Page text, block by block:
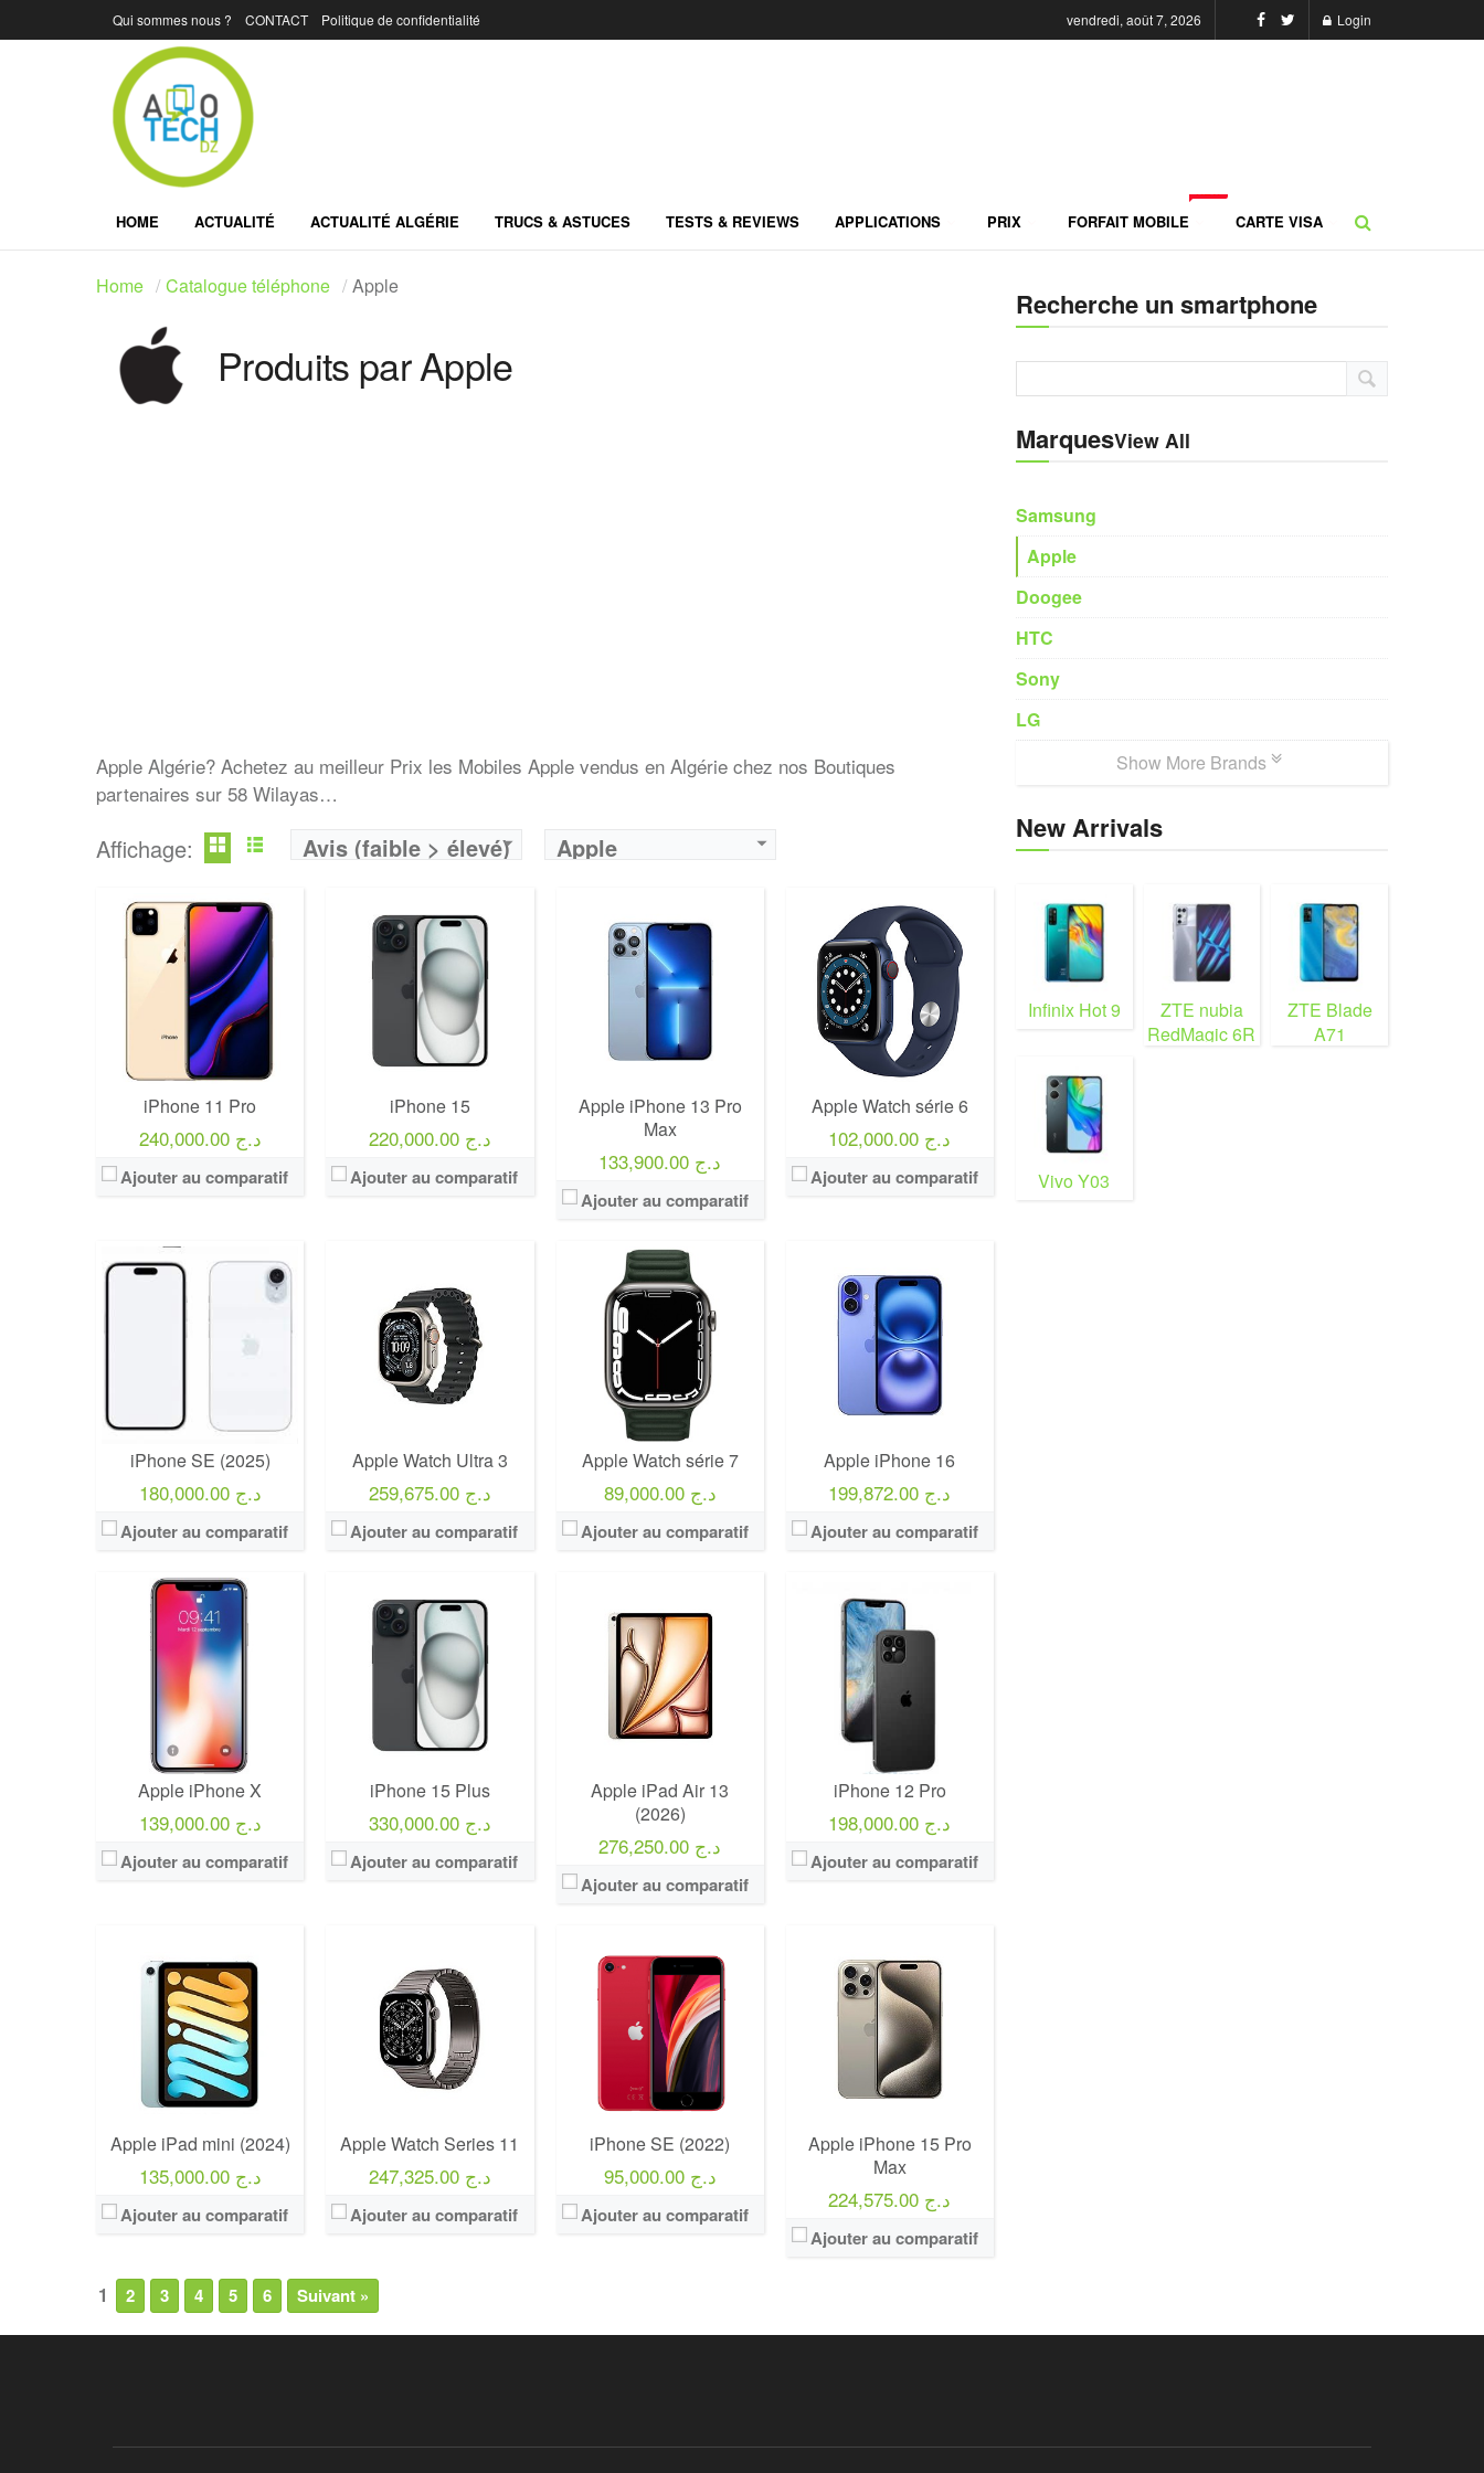
Qui sommes nous ? CONTACT Politique de confidentialité vendredi, août 7, 2026 Login
HOME ACTUALITÉ ACTUALITÉ ALGÉRIE TRUCS & ASTUCES TESTS & REVIEWS APPLICATIONS PRIX FORFAIT MOBILE CARTE VISA
Home Catalogue téléphone Apple
Produits par Apple
Apple Algérie? Achetez au meilleur Prix les Mobiles Apple vendus en Algérie chez nos Boutiques
partenaires sur 58 Wilayas…
Affichage: Avis (faible > élevé) Apple
iPhone 11 Pro
240,000.00 د.ج
Ajouter au comparatif
iPhone 15
220,000.00 د.ج
Ajouter au comparatif
Apple iPhone 13 Pro
Max
133,900.00 د.ج
Ajouter au comparatif
Apple Watch série 6
102,000.00 د.ج
Ajouter au comparatif
iPhone SE (2025)
180,000.00 د.ج
Ajouter au comparatif
Apple Watch Ultra 3
259,675.00 د.ج
Ajouter au comparatif
Apple Watch série 7
89,000.00 د.ج
Ajouter au comparatif
Apple iPhone 16
199,872.00 د.ج
Ajouter au comparatif
Apple iPhone X
139,000.00 د.ج
Ajouter au comparatif
iPhone 15 Plus
330,000.00 د.ج
Ajouter au comparatif
Apple iPad Air 13
(2026)
276,250.00 د.ج
Ajouter au comparatif
iPhone 12 Pro
198,000.00 د.ج
Ajouter au comparatif
Apple iPad mini (2024)
135,000.00 د.ج
Ajouter au comparatif
Apple Watch Series 11
247,325.00 د.ج
Ajouter au comparatif
iPhone SE (2022)
95,000.00 د.ج
Ajouter au comparatif
Apple iPhone 15 Pro
Max
224,575.00 د.ج
Ajouter au comparatif
1 2 3 4 5 6 Suivant »
Recherche un smartphone
MarquesView All
Samsung
Apple
Doogee
HTC
Sony
LG
Show More Brands
New Arrivals
Infinix Hot 9
ZTE nubia
RedMagic 6R
ZTE Blade
A71
Vivo Y03